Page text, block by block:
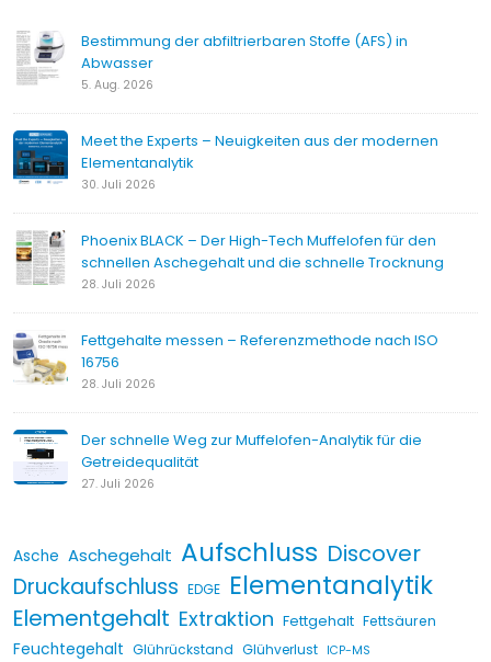
Bestimmung der abfiltrierbaren Stoffe (AFS) in
Abwasser
5. Aug. 2026
Meet the Experts – Neuigkeiten aus der modernen
Elementanalytik
30. Juli 2026
Phoenix BLACK – Der High-Tech Muffelofen für den
schnellen Aschegehalt und die schnelle Trocknung
28. Juli 2026
Fettgehalte messen – Referenzmethode nach ISO
16756
28. Juli 2026
Der schnelle Weg zur Muffelofen-Analytik für die
Getreidequalität
27. Juli 2026
Asche Aschegehalt Aufschluss Discover
Druckaufschluss EDGE Elementanalytik
Elementgehalt Extraktion Fettgehalt Fettsäuren
Feuchtegehalt Glührückstand Glühverlust ICP-MS